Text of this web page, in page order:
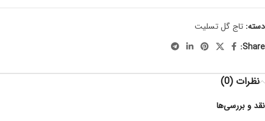
دسته: تاج گل تسلیت
Share:
نظرات (0)
نقد و بررسی‌ها